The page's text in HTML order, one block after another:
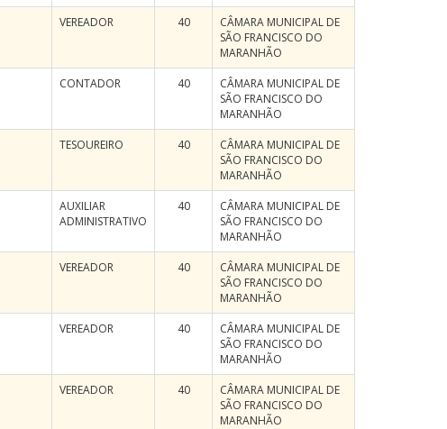
VEREADOR 40
CÂMARA MUNICIPAL DE
SÃO FRANCISCO DO
MARANHÃO
CONTADOR 40
CÂMARA MUNICIPAL DE
SÃO FRANCISCO DO
MARANHÃO
TESOUREIRO 40
CÂMARA MUNICIPAL DE
SÃO FRANCISCO DO
MARANHÃO
AUXILIAR
ADMINISTRATIVO
40
CÂMARA MUNICIPAL DE
SÃO FRANCISCO DO
MARANHÃO
VEREADOR 40
CÂMARA MUNICIPAL DE
SÃO FRANCISCO DO
MARANHÃO
VEREADOR 40
CÂMARA MUNICIPAL DE
SÃO FRANCISCO DO
MARANHÃO
VEREADOR 40
CÂMARA MUNICIPAL DE
SÃO FRANCISCO DO
MARANHÃO